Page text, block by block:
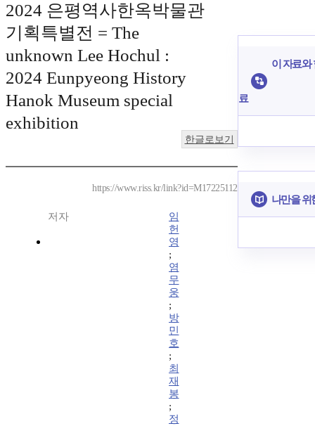
2024 은평역사한옥박물관
기획특별전 = The
unknown Lee Hochul :
2024 Eunpyeong History
Hanok Museum special
exhibition
한글로보기
https://www.riss.kr/link?id=M17225112
저자
임
헌
영
;
염
무
웅
;
방
민
호
;
최
재
봉
;
정
이 자료와
료
나만을 위